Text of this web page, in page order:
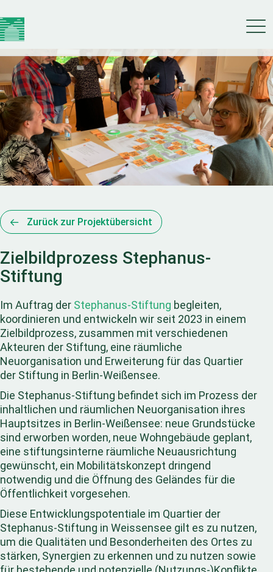
Zurück zur Projektübersicht
Zielbildprozess Stephanus-
Stiftung
Im Auftrag der Stephanus-Stiftung begleiten,
koordinieren und entwickeln wir seit 2023 in einem
Zielbildprozess, zusammen mit verschiedenen
Akteuren der Stiftung, eine räumliche
Neuorganisation und Erweiterung für das Quartier
der Stiftung in Berlin-Weißensee.
Die Stephanus-Stiftung befindet sich im Prozess der
inhaltlichen und räumlichen Neuorganisation ihres
Hauptsitzes in Berlin-Weißensee: neue Grundstücke
sind erworben worden, neue Wohngebäude geplant,
eine stiftungsinterne räumliche Neuausrichtung
gewünscht, ein Mobilitätskonzept dringend
notwendig und die Öffnung des Geländes für die
Öffentlichkeit vorgesehen.
Diese Entwicklungspotentiale im Quartier der
Stephanus-Stiftung in Weissensee gilt es zu nutzen,
um die Qualitäten und Besonderheiten des Ortes zu
stärken, Synergien zu erkennen und zu nutzen sowie